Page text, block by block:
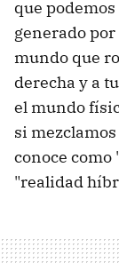
que
generado
mundo que
derecha y a
el mundo
si
conoce como
"realidad